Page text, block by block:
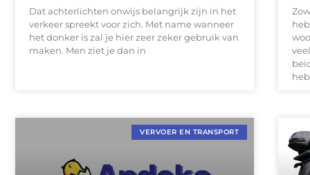
Dat achterlichten onwijs belangrijk zijn in het
verkeer spreekt voor zich. Met name wanneer
het donker is zal je hier zeer zeker gebruik van
maken. Men ziet je dan in
VERVOER EN TRANSPORT